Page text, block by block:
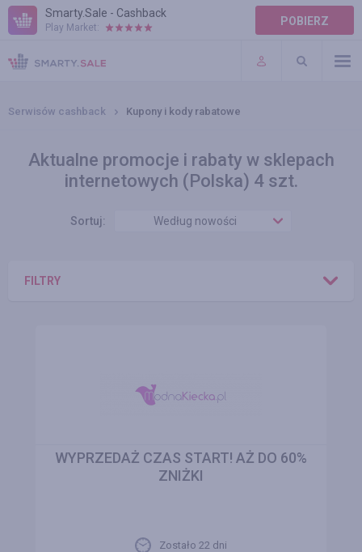
Smarty.Sale - Cashback
Play Market: POBIERZ
POMOC
WARUNKI
Serwisów cashback Kupony i kody rabatowe
Aktualne promocje i rabaty w sklepach
internetowych (Polska) 4 szt.
Sortuj: Według nowości
FILTRY
WYPRZEDAŻ CZAS START! AŻ DO 60%
ZNIŻKI
Zostało 22 dni